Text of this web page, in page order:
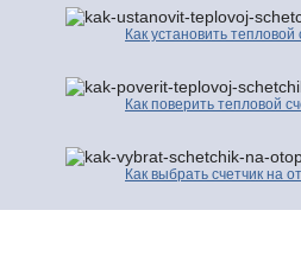
Как установить тепловой
Как поверить тепловой
Как выбрать счетчик на